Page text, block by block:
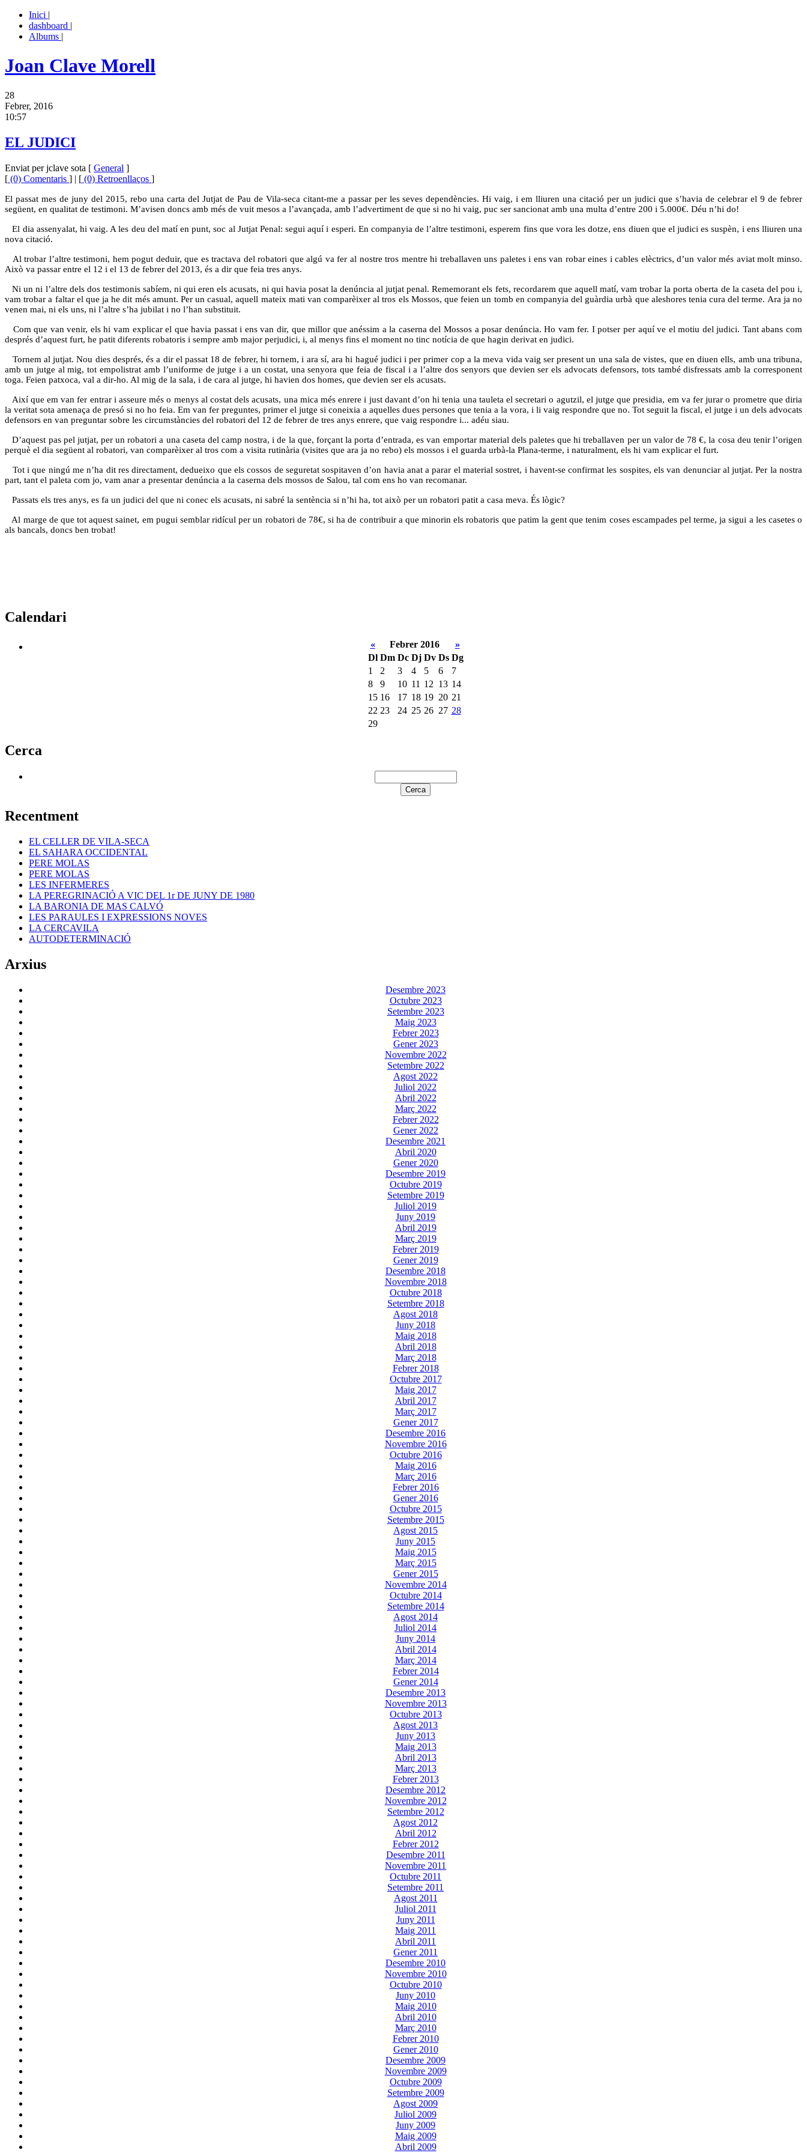
Inici |
dashboard |
Albums |
Joan Clave Morell
28
Febrer, 2016
10:57
EL JUDICI
Enviat per jclave sota [ General ]
[ (0) Comentaris ] | [ (0) Retroenllaços ]
El passat mes de juny del 2015, rebo una carta del Jutjat de Pau de Vila-seca citant-me a passar per les seves dependències. Hi vaig, i em lliuren una citació per un judici que s’havia de celebrar el 9 de febrer
següent, en qualitat de testimoni. M’avisen doncs amb més de vuit mesos a l’avançada, amb l’advertiment de que si no hi vaig, puc ser sancionat amb una multa d’entre 200 i 5.000€. Déu n’hi do!
El dia assenyalat, hi vaig. A les deu del matí en punt, soc al Jutjat Penal: segui aquí i esperi. En companyia de l’altre testimoni, esperem fins que vora les dotze, ens diuen que el judici es suspèn, i ens lliuren una
nova citació.
Al trobar l’altre testimoni, hem pogut deduir, que es tractava del robatori que algú va fer al nostre tros mentre hi treballaven uns paletes i ens van robar eines i cables elèctrics, d’un valor més aviat molt minso.
Això va passar entre el 12 i el 13 de febrer del 2013, és a dir que feia tres anys.
Ni un ni l’altre dels dos testimonis sabíem, ni qui eren els acusats, ni qui havia posat la denúncia al jutjat penal. Rememorant els fets, recordarem que aquell matí, vam trobar la porta oberta de la caseta del pou i,
vam trobar a faltar el que ja he dit més amunt. Per un casual, aquell mateix mati van comparèixer al tros els Mossos, que feien un tomb en companyia del guàrdia urbà que aleshores tenia cura del terme. Ara ja no
venen mai, ni els uns, ni l’altre s’ha jubilat i no l’han substituit.
Com que van venir, els hi vam explicar el que havia passat i ens van dir, que millor que anéssim a la caserna del Mossos a posar denúncia. Ho vam fer. I potser per aquí ve el motiu del judici. Tant abans com
després d’aquest furt, he patit diferents robatoris i sempre amb major perjudici, i, al menys fins el moment no tinc notícia de que hagin derivat en judici.
Tornem al jutjat. Nou dies després, és a dir el passat 18 de febrer, hi tornem, i ara sí, ara hi hagué judici i per primer cop a la meva vida vaig ser present un una sala de vistes, que en diuen ells, amb una tribuna,
amb un jutge al mig, tot empolistrat amb l’uniforme de jutge i a un costat, una senyora que feia de fiscal i a l’altre dos senyors que devien ser els advocats defensors, tots també disfressats amb la corresponent
toga. Feien patxoca, val a dir-ho. Al mig de la sala, i de cara al jutge, hi havien dos homes, que devien ser els acusats.
Així que em van fer entrar i asseure més o menys al costat dels acusats, una mica més enrere i just davant d’on hi tenia una tauleta el secretari o agutzil, el jutge que presidia, em va fer jurar o prometre que diria
la veritat sota amenaça de presó si no ho feia. Em van fer preguntes, primer el jutge si coneixia a aquelles dues persones que tenia a la vora, i li vaig respondre que no. Tot seguit la fiscal, el jutge i un dels advocats
defensors en van preguntar sobre les circumstàncies del robatori del 12 de febrer de tres anys enrere, que vaig respondre i... adéu siau.
D’aquest pas pel jutjat, per un robatori a una caseta del camp nostra, i de la que, forçant la porta d’entrada, es van emportar material dels paletes que hi treballaven per un valor de 78 €, la cosa deu tenir l’origen
perquè el dia següent al robatori, van comparèixer al tros com a visita rutinària (visites que ara ja no rebo) els mossos i el guarda urbà-la Plana-terme, i naturalment, els hi vam explicar el furt.
Tot i que ningú me n’ha dit res directament, dedueixo que els cossos de seguretat sospitaven d’on havia anat a parar el material sostret, i havent-se confirmat les sospites, els van denunciar al jutjat. Per la nostra
part, tant el paleta com jo, vam anar a presentar denúncia a la caserna dels mossos de Salou, tal com ens ho van recomanar.
Passats els tres anys, es fa un judici del que ni conec els acusats, ni sabré la sentència si n’hi ha, tot això per un robatori patit a casa meva. És lògic?
Al marge de que tot aquest sainet, em pugui semblar ridícul per un robatori de 78€, si ha de contribuir a que minorin els robatoris que patim la gent que tenim coses escampades pel terme, ja sigui a les casetes o
als bancals, doncs ben trobat!
Calendari
« Febrer 2016
»
Dl Dm Dc Dj Dv Ds Dg
1
2 3 4 5 6
7
8
9 10 11 12 13 14
15 16 17 18 19 20 21
22 23 24 25 26 27 28
29
Cerca
Recentment
EL CELLER DE VILA-SECA
EL SAHARA OCCIDENTAL
PERE MOLAS
PERE MOLAS
LES INFERMERES
LA PEREGRINACIÓ A VIC DEL 1r DE JUNY DE 1980
LA BARONIA DE MAS CALVÓ
LES PARAULES I EXPRESSIONS NOVES
LA CERCAVILA
AUTODETERMINACIÓ
Arxius
Desembre 2023
Octubre 2023
Setembre 2023
Maig 2023
Febrer 2023
Gener 2023
Novembre 2022
Setembre 2022
Agost 2022
Juliol 2022
Abril 2022
Març 2022
Febrer 2022
Gener 2022
Desembre 2021
Abril 2020
Gener 2020
Desembre 2019
Octubre 2019
Setembre 2019
Juliol 2019
Juny 2019
Abril 2019
Març 2019
Febrer 2019
Gener 2019
Desembre 2018
Novembre 2018
Octubre 2018
Setembre 2018
Agost 2018
Juny 2018
Maig 2018
Abril 2018
Març 2018
Febrer 2018
Octubre 2017
Maig 2017
Abril 2017
Març 2017
Gener 2017
Desembre 2016
Novembre 2016
Octubre 2016
Maig 2016
Març 2016
Febrer 2016
Gener 2016
Octubre 2015
Setembre 2015
Agost 2015
Juny 2015
Maig 2015
Març 2015
Gener 2015
Novembre 2014
Octubre 2014
Setembre 2014
Agost 2014
Juliol 2014
Juny 2014
Abril 2014
Març 2014
Febrer 2014
Gener 2014
Desembre 2013
Novembre 2013
Octubre 2013
Agost 2013
Juny 2013
Maig 2013
Abril 2013
Març 2013
Febrer 2013
Desembre 2012
Novembre 2012
Setembre 2012
Agost 2012
Abril 2012
Febrer 2012
Desembre 2011
Novembre 2011
Octubre 2011
Setembre 2011
Agost 2011
Juliol 2011
Juny 2011
Maig 2011
Abril 2011
Gener 2011
Desembre 2010
Novembre 2010
Octubre 2010
Juny 2010
Maig 2010
Abril 2010
Març 2010
Febrer 2010
Gener 2010
Desembre 2009
Novembre 2009
Octubre 2009
Setembre 2009
Agost 2009
Juliol 2009
Juny 2009
Maig 2009
Abril 2009